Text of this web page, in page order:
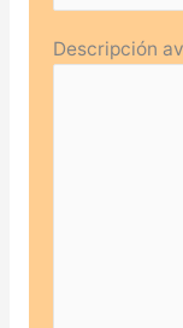
Descripción